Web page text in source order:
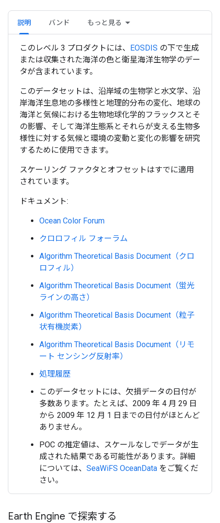
説明 バンド もっと見る
このレベル 3 プロダクトには、 EOSDIS の下で生成
または収集された海洋の色と衛星海洋生物学のデー
タが含まれています。
このデータセットは、沿岸域の生物学と水文学、沿
岸海洋生息地の多様性と地理的分布の変化、地球の
海洋と気候における生物地球化学的フラックスとそ
の影響、そして海洋生態系とそれらが支える生物多
様性に対する気候と環境の変動と変化の影響を研究
するために使用できます。
スケーリング ファクタとオフセットはすでに適用
されています。
ドキュメント:
Ocean Color Forum
クロロフィル フォーラム
Algorithm Theoretical Basis Document（クロ
ロフィル）
Algorithm Theoretical Basis Document（蛍光
ラインの高さ）
Algorithm Theoretical Basis Document（粒子
状有機炭素）
Algorithm Theoretical Basis Document（リモ
ート センシング反射率）
処理履歴
このデータセットには、欠損データの日付が
多数あります。たとえば、2009 年 4 月 29 日
から 2009 年 12 月 1 日までの日付がほとんど
ありません。
POC の推定値は、スケールなしでデータが生
成された結果である可能性があります。詳細
については、 SeaWiFS OceanData をご覧くだ
さい。
Earth Engine で探索する